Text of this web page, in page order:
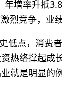
年增率升抵
烈竞争，业
低点，消费
热络撑起成
就是明显的例